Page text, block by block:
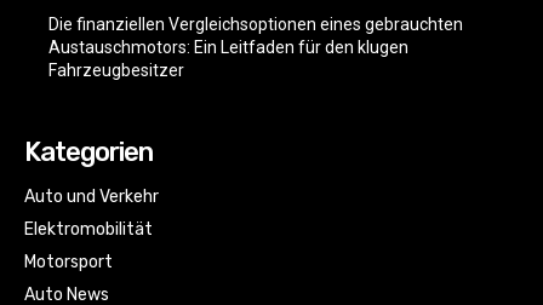
Die finanziellen Vergleichsoptionen eines gebrauchten
Austauschmotors: Ein Leitfaden für den klugen
Fahrzeugbesitzer
Kategorien
Auto und Verkehr
Elektromobilität
Motorsport
Auto News